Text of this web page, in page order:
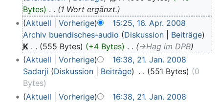
Bytes
1 Wort ergänzt.
Aktuell
Vorherige
15:25, 16. Apr. 2008
Archiv buendisches-audio
Diskussion
Beiträge
K
555 Bytes +4 Bytes
→‎Hag im DPB
Aktuell
Vorherige
16:38, 21. Jan. 2008
Sadarji
Diskussion Beiträge 551 Bytes
0
Bytes
Aktuell
Vorherige
16:38, 21. Jan. 2008